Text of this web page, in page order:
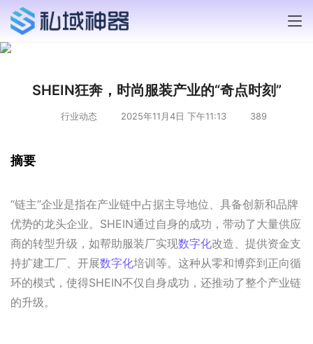
SHEIN狂奔，时尚服装产业的“奇点时刻”
行业动态 2025年11月4日 下午11:13 389
摘要
“链主”企业是指在产业链中占据主导地位、具备创新和品牌
优势的龙头企业。SHEIN通过自身的成功，带动了大量供应
商的转型升级，如帮助服装厂实现数字化改造、提供资金支
持扩建工厂、开展数字化培训等。这种从零和博弈到正向循
环的模式，使得SHEIN不仅自身成功，还推动了整个产业链
的升级。